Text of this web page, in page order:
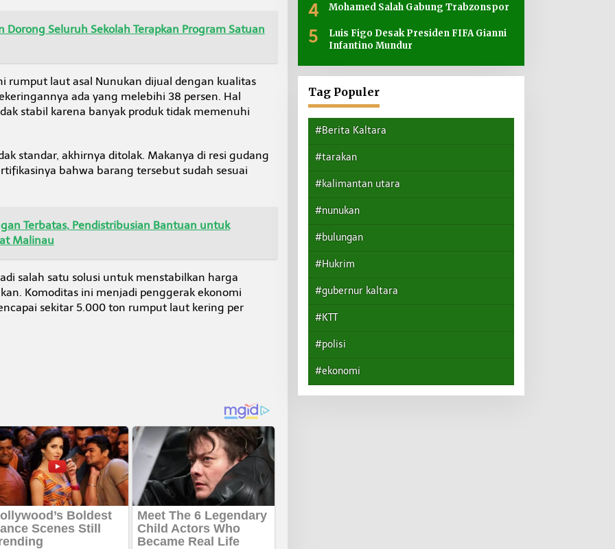
Dorong Seluruh Sekolah Terapkan Program Satuan
rumput laut asal Nunukan dijual dengan kualitas
ada yang melebihi 38 persen. Hal
stabil karena banyak produk tidak memenuhi
standar, akhirnya ditolak. Makanya di resi gudang
bahwa barang tersebut sudah sesuai
Terbatas, Pendistribusian Bantuan untuk
Malinau
salah satu solusi untuk menstabilkan harga
Komoditas ini menjadi penggerak ekonomi
sekitar 5.000 ton rumput laut kering per
4 Mohamed Salah Gabung Trabzonspor
5
Luis Figo Desak Presiden FIFA Gianni
Infantino Mundur
Tag Populer
#Berita Kaltara
#tarakan
#kalimantan utara
#nunukan
#bulungan
#Hukrim
#gubernur kaltara
#KTT
#polisi
#ekonomi